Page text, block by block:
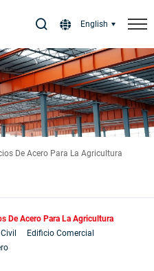
English
De Acero Para La Agricultura
De Acero Para La Agricultura
Edificio Comercial